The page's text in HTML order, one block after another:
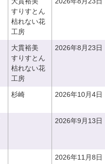
すりすとん
枯れない花
工房
大貫裕美
すりすとん
枯れない花
工房
2026年8月23日
杉崎 2026年10月4日
2026年9月13日
2026年11月8日